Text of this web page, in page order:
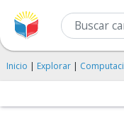
Inicio | Explorar |